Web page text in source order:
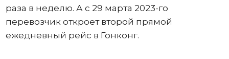
раза в неделю. А с 29 марта 2023-го
перевозчик откроет второй прямой
ежедневный рейс в Гонконг.